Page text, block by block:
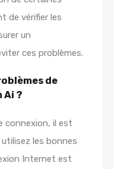
de vérifier les
un
ces problèmes.
de
Ai ?
connexion, il est
utilisez les bonnes
Internet est